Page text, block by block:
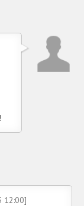
12:00]